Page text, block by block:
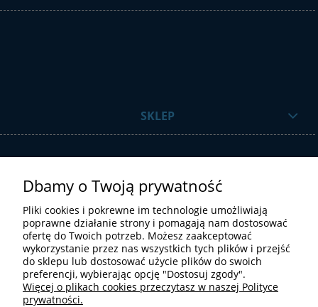
SKLEP
STREFA UŻYTKOWNIKA
Dbamy o Twoją prywatność
Pliki cookies i pokrewne im technologie umożliwiają
poprawne działanie strony i pomagają nam dostosować
ofertę do Twoich potrzeb. Możesz zaakceptować
wykorzystanie przez nas wszystkich tych plików i przejść
do sklepu lub dostosować użycie plików do swoich
preferencji, wybierając opcję "Dostosuj zgody".
Więcej o plikach cookies przeczytasz w naszej Polityce
prywatności.